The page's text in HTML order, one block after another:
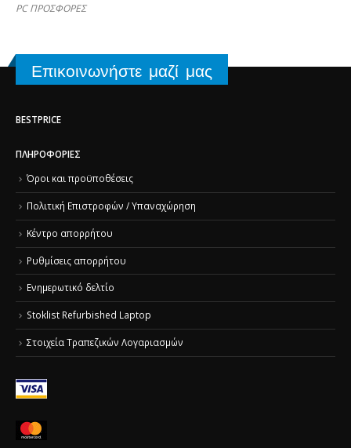
PC ΠΡΟΣΦΟΡΕΣ
Επικοινωνήστε μαζί μας
BESTPRICE
ΠΛΗΡΟΦΟΡΊΕΣ
Όροι και προϋποθέσεις
Πολιτική Επιστροφών / Υπαναχώρηση
Κέντρο απορρήτου
Ρυθμίσεις απορρήτου
Ενημερωτικό δελτίο
Stoklist Refurbished Laptop
Στοιχεία Τραπεζικών Λογαριασμών